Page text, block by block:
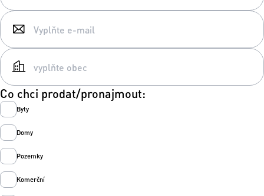
Co chci prodat/pronajmout:
Byty
Domy
Pozemky
Komerční